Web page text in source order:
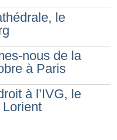
le
nous de la
à Paris
à l’IVG, le